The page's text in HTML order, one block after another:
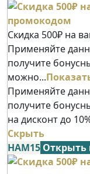
Скидка 500₽ на
Применяйте
получите
можно...
Применяйте
получите
на дисконт до
Скрыть
НАМ15 Открыть